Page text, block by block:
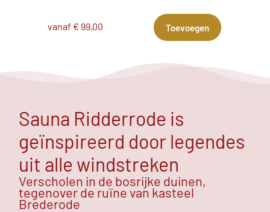
vanaf € 99,00 Toevoegen
Sauna Ridderrode is
geïnspireerd door legendes
uit alle windstreken
Verscholen in de bosrijke duinen,
tegenover de ruïne van kasteel
Brederode